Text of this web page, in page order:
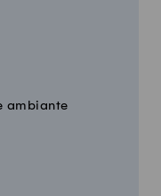
ambiante